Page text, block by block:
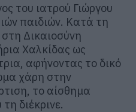
του ιατρού Γιώργου
παιδιών. Κατά τη
Δικαιοσύνη
Χαλκίδας ως
αφήνοντας το δικό
χάρη στην
το αίσθημα
διέκρινε.